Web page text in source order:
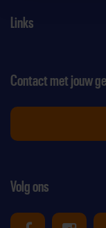
Links
Volg ons
Contact met jouw